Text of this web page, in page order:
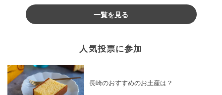
一覧を見る
人気投票に参加
長崎のおすすめのお土産は？